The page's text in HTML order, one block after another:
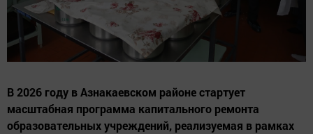
В 2026 году в Азнакаевском районе стартует
масштабная программа капитального ремонта
образовательных учреждений, реализуемая в рамках